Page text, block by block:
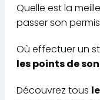
Quelle est la
passer son
Où effectuer un
les points de
Découvrez tous